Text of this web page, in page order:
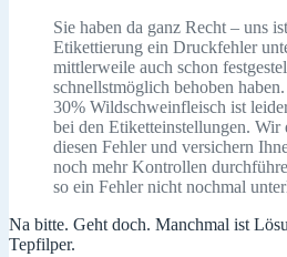
Sie haben da ganz Recht – uns
Etikettierung ein Druckfehler
mittlerweile auch schon
schnellstmöglich behoben
30% Wildschweinfleisch ist
bei den Etiketteinstellungen. Wir
diesen Fehler und versichern
noch mehr Kontrollen
so ein Fehler nicht nochmal
Na bitte. Geht doch. Manchmal ist
Tepfilper.